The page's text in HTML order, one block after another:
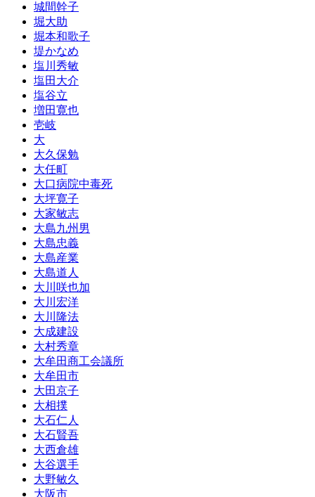
城間幹子
堀大助
堀本和歌子
堤かなめ
塩川秀敏
塩田大介
塩谷立
増田寛也
壱岐
大
大久保勉
大任町
大口病院中毒死
大坪寛子
大家敏志
大島九州男
大島忠義
大島産業
大島道人
大川咲也加
大川宏洋
大川隆法
大成建設
大村秀章
大牟田商工会議所
大牟田市
大田京子
大相撲
大石仁人
大石賢吾
大西倉雄
大谷選手
大野敏久
大阪市